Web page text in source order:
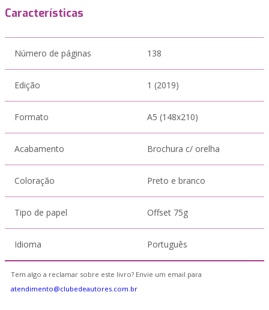
Características
Número de páginas 138
Edição 1 (2019)
Formato A5 (148x210)
Acabamento Brochura c/ orelha
Coloração Preto e branco
Tipo de papel Offset 75g
Idioma Português
Tem algo a reclamar sobre este livro? Envie um email para
atendimento@clubedeautores.com.br